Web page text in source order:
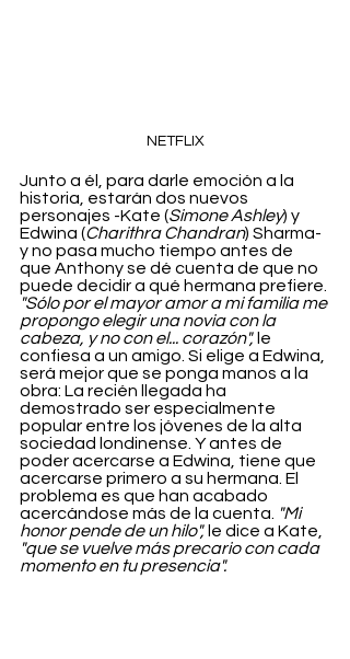
NETFLIX
Junto a él, para darle emoción a la
historia, estarán dos nuevos
personajes -Kate (Simone Ashley) y
Edwina (Charithra Chandran) Sharma-
y no pasa mucho tiempo antes de
que Anthony se dé cuenta de que no
puede decidir a qué hermana prefiere.
"Sólo por el mayor amor a mi familia me
propongo elegir una novia con la
cabeza, y no con el... corazón", le
confiesa a un amigo. Si elige a Edwina,
será mejor que se ponga manos a la
obra: La recién llegada ha
demostrado ser especialmente
popular entre los jóvenes de la alta
sociedad londinense. Y antes de
poder acercarse a Edwina, tiene que
acercarse primero a su hermana. El
problema es que han acabado
acercándose más de la cuenta. "Mi
honor pende de un hilo", le dice a Kate,
"que se vuelve más precario con cada
momento en tu presencia".